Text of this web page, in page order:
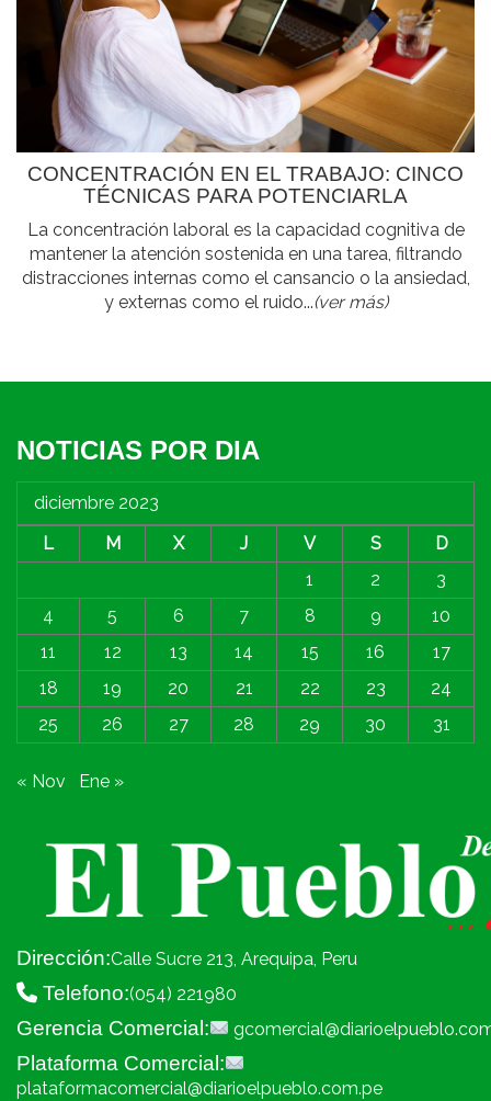
CONCENTRACIÓN EN EL TRABAJO: CINCO
TÉCNICAS PARA POTENCIARLA
La concentración laboral es la capacidad cognitiva de
mantener la atención sostenida en una tarea, filtrando
distracciones internas como el cansancio o la ansiedad,
y externas como el ruido...(ver más)
NOTICIAS POR DIA
diciembre 2023
L
M X J V S
D
1
2
3
4
5 6 7 8 9
10
11
12 13 14 15 16
17
18
19 20 21 22 23
24
25
26 27 28 29 30 31
« Nov Ene »
Dirección:Calle Sucre 213, Arequipa, Peru
Telefono:(054) 221980
Gerencia Comercial:
Plataforma Comercial:
plataformacomercial@diarioelpueblo.com.pe